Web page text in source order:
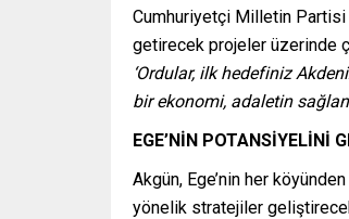
Cumhuriyetçi Milletin Partisi
getirecek projeler üzerinde
‘Ordular, ilk hedefiniz
bir ekonomi, adaletin
EGE’NİN POTANSİYELİNİ
Akgün, Ege’nin her
yönelik stratejiler